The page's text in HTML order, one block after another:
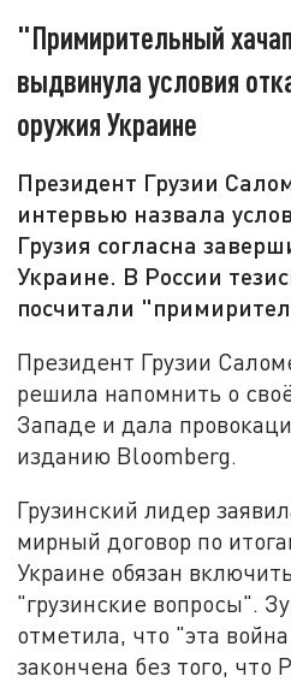
"Примирительный
выдвинула условия
оружия Украине
Президент Грузии
интервью назвала
Грузия согласна
Украине. В России
посчитали
Президент Грузии
решила напомнить о
Западе и дала
изданию Bloomberg.
Грузинский лидер
мирный договор по
Украине обязан
"грузинские вопросы".
отметила, что "эта
закончена без того, что